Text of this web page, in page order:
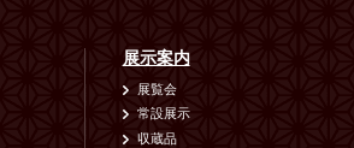
展示案内
展覧会
常設展示
収蔵品